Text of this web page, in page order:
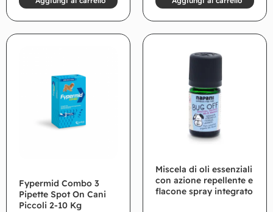
Fypermid Combo 3
Pipette Spot On Cani
Piccoli 2-10 Kg
Miscela di oli essenziali
con azione repellente e
flacone spray integrato